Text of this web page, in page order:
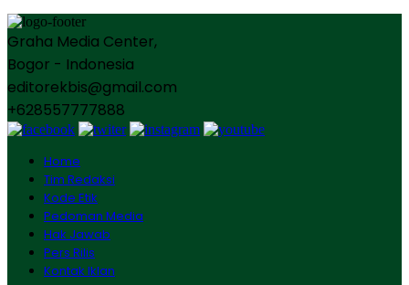
Graha Media Center,
Bogor - Indonesia
editorekbis@gmail.com
+628557777888
Home
Tim Redaksi
Kode Etik
Pedoman Media
Hak Jawab
Pers Rilis
Kontak Iklan